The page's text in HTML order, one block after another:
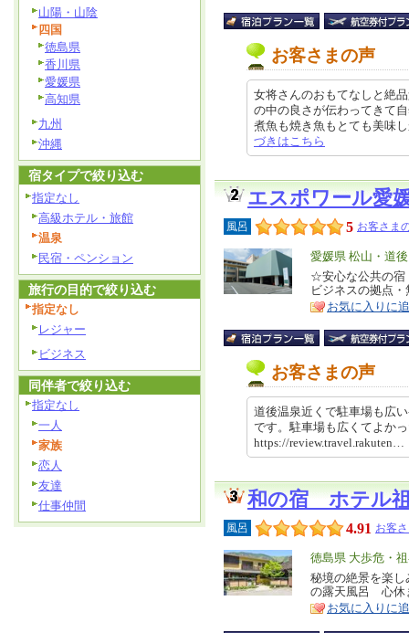
お客さまの声
女将さんのおもてなしと絶
の中の良さが伝わってきて
煮魚も焼き魚もとても美味
づきはこちら
エスポワール愛
風呂 5 お客さま
エ
リ
ア
愛媛県 松山・道後
特
徴
☆安心な公共の宿
ビジネスの拠点
お気に入りに
お客さまの声
道後温泉近くで駐車場も広
です。駐車場も広くてよか
https://
和の宿 ホテル
風呂 4.91 お客
エ
リ
ア
徳島県 大歩危・
特
徴
秘境の絶景を楽
の露天風呂 心休
お気に入りに
山陽・山陰
四国
徳島県
香川県
愛媛県
高知県
九州
沖縄
宿タイプで絞り込む
指定なし
高級ホテル・旅館
温泉
民宿・ペンション
旅行の目的で絞り込む
指定なし
レジャー
ビジネス
同伴者で絞り込む
指定なし
一人
家族
恋人
友達
仕事仲間